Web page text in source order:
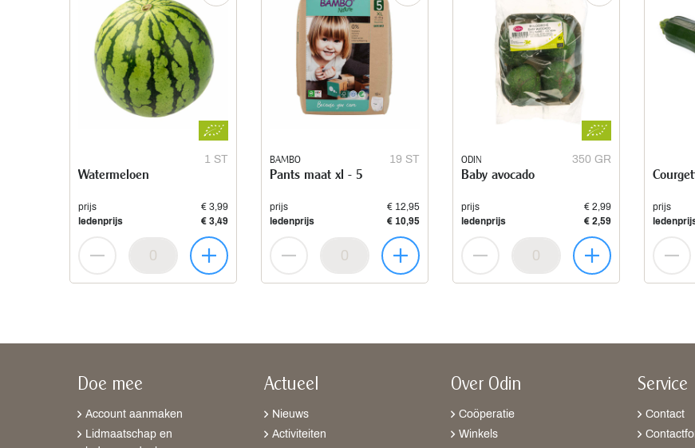
1 ST
Watermeloen
prijs
€ 3,99
ledenprijs
€ 3,49
BAMBO 19 ST
Pants maat xl - 5
prijs
€ 12,95
ledenprijs
€ 10,95
ODIN 350 GR
Baby avocado
prijs
€ 2,99
ledenprijs
€ 2,59
prijs
Doe mee
Account aanmaken
Lidmaatschap en
Actueel
Nieuws
Activiteiten
Over Odin
Coöperatie
Winkels
Service
Contact